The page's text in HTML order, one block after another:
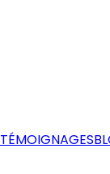
TÉMOIGNAGES